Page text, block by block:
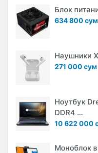
Блок
634 800 сум
Наушники
271 000 сум
Ноутбук
DDR4 ...
10 622 000
Моноблок